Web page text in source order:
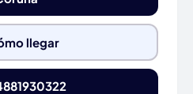
llegar